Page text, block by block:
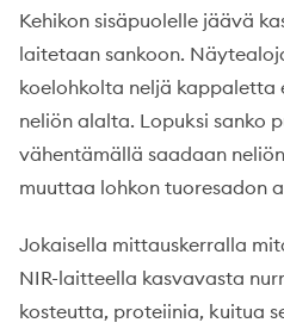
Kehikon sisäpuolelle jäävä
laitetaan sankoon.
koelohkolta neljä kappaletta
neliön alalta. Lopuksi sanko
vähentämällä saadaan
muuttaa lohkon tuoresadon
Jokaisella mittauskerralla
NIR-laitteella kasvavasta
kosteutta, proteiinia, kuitua